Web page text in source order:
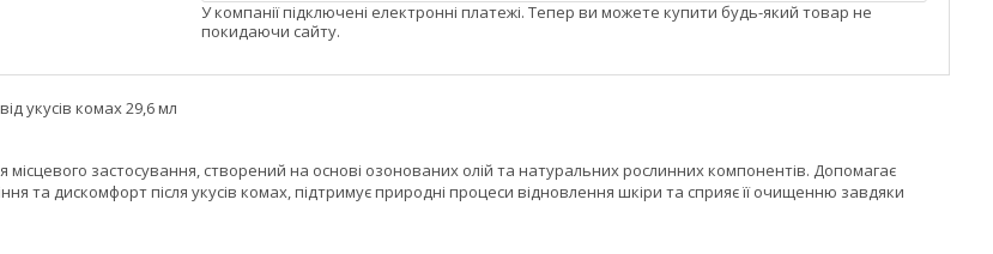
У компанії підключені електронні платежі. Тепер ви можете купити будь-який товар не
покидаючи сайту.
укусів комах 29,6 мл
місцевого застосування, створений на основі озонованих олій та натуральних рослинних компонентів. Допомагає
та дискомфорт після укусів комах, підтримує природні процеси відновлення шкіри та сприяє її очищенню завдяки